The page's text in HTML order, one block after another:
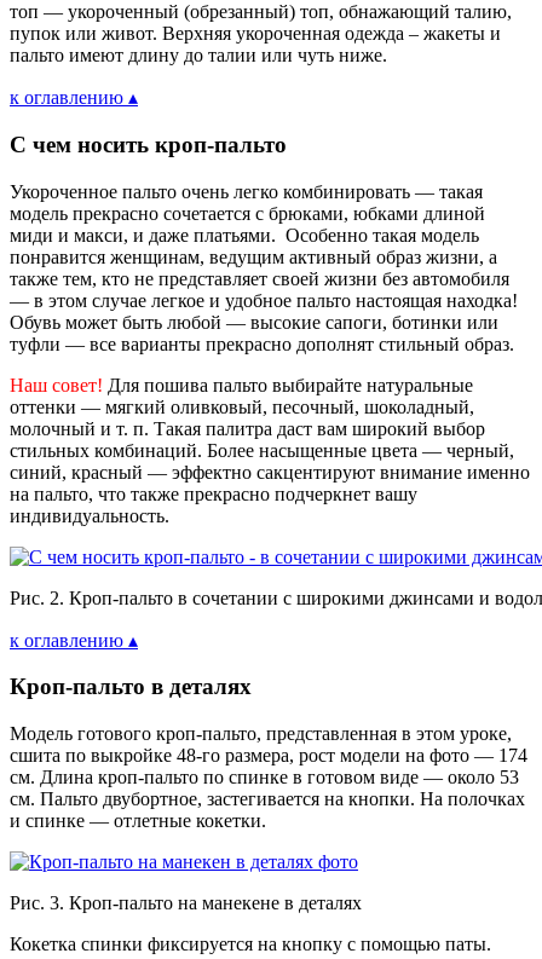
топ — укороченный (обрезанный) топ, обнажающий талию,
пупок или живот. Верхняя укороченная одежда – жакеты и
пальто имеют длину до талии или чуть ниже.
к оглавлению ▴
С чем носить кроп-пальто
Укороченное пальто очень легко комбинировать — такая
модель прекрасно сочетается с брюками, юбками длиной
миди и макси, и даже платьями. Особенно такая модель
понравится женщинам, ведущим активный образ жизни, а
также тем, кто не представляет своей жизни без автомобиля
— в этом случае легкое и удобное пальто настоящая находка!
Обувь может быть любой — высокие сапоги, ботинки или
туфли — все варианты прекрасно дополнят стильный образ.
Наш совет! Для пошива пальто выбирайте натуральные
оттенки — мягкий оливковый, песочный, шоколадный,
молочный и т. п. Такая палитра даст вам широкий выбор
стильных комбинаций. Более насыщенные цвета — черный,
синий, красный — эффектно сакцентируют внимание именно
на пальто, что также прекрасно подчеркнет вашу
индивидуальность.
Рис. 2. Кроп-пальто в сочетании с широкими джинсами и
к оглавлению ▴
Кроп-пальто в деталях
Модель готового кроп-пальто, представленная в этом уроке,
сшита по выкройке 48-го размера, рост модели на фото — 174
см. Длина кроп-пальто по спинке в готовом виде — около 53
см. Пальто двубортное, застегивается на кнопки. На полочках
и спинке — отлетные кокетки.
Рис. 3. Кроп-пальто на манекене в деталях
Кокетка спинки фиксируется на кнопку с помощью паты.